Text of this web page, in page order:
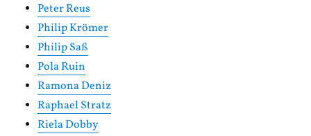
Peter Reus
Philip Krömer
Philip Saß
Pola Ruin
Ramona Deniz
Raphael Stratz
Riela Dobby